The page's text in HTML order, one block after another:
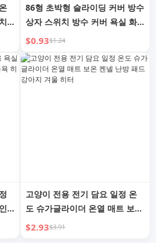
86형 초박형 슬라이딩 커버 방수
상자 스위치 방수 커버 욕실 화
장실 소켓 욕조 히터 하향 슬라
이딩 보호 커버
$0.93$1.24
고양이 전용 전기 담요 일정 온
도 슈가글라이더 온열 매트 보온
켄넬 난방 패드 강아지 겨울 히
$2.93$3.91